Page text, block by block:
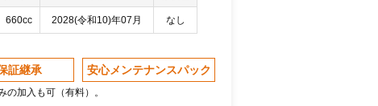
660cc 2028(令和10)年07月 なし
証継承 安心メンテナンスパック
加入も可（有料）。